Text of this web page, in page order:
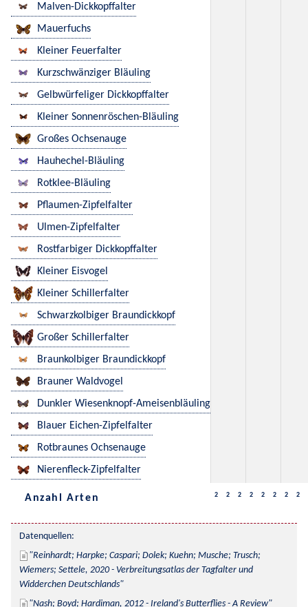
Malven-Dickkopffalter
Mauerfuchs
Kleiner Feuerfalter
Kurzschwänziger Bläuling
Gelbwürfeliger Dickkopffalter
Kleiner Sonnenröschen-Bläuling
Großes Ochsenauge
Hauhechel-Bläuling
Rotklee-Bläuling
Pflaumen-Zipfelfalter
Ulmen-Zipfelfalter
Rostfarbiger Dickkopffalter
Kleiner Eisvogel
Kleiner Schillerfalter
Schwarzkolbiger Braundickkopf
Großer Schillerfalter
Braunkolbiger Braundickkopf
Brauner Waldvogel
Dunkler Wiesenknopf-Ameisenbläuling
Blauer Eichen-Zipfelfalter
Rotbraunes Ochsenauge
Nierenfleck-Zipfelfalter
Anzahl Arten 2 2 2 2 2 2 2 2
Datenquellen:
Reinhardt; Harpke; Caspari; Dolek; Kuehn; Musche; Trusch;
Wiemers; Settele, 2020 - Verbreitungsatlas der Tagfalter und
Widderchen Deutschlands
Nash; Boyd; Hardiman, 2012 - Ireland's Butterflies - A Review